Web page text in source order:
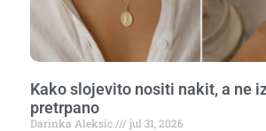
Kako slojevito nositi nakit, a ne
pretrpano
Darinka Aleksic jul 31, 2026